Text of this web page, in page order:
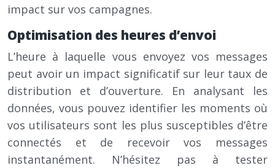
impact sur vos campagnes.
Optimisation des heures d’envoi
L’heure à laquelle vous envoyez vos messages
peut avoir un impact significatif sur leur taux de
distribution et d’ouverture. En analysant les
données, vous pouvez identifier les moments où
vos utilisateurs sont les plus susceptibles d’être
connectés et de recevoir vos messages
instantanément. N’hésitez pas à tester